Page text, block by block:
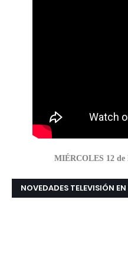
MIÉRCOLES 12
NOVEDADES TELEVISIÓN